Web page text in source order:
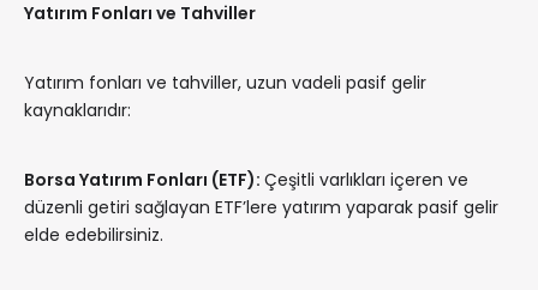
Yatırım Fonları ve Tahviller
Yatırım fonları ve tahviller, uzun vadeli pasif gelir
kaynaklarıdır:
Borsa Yatırım Fonları (ETF): Çeşitli varlıkları içeren ve
düzenli getiri sağlayan ETF’lere yatırım yaparak pasif gelir
elde edebilirsiniz.